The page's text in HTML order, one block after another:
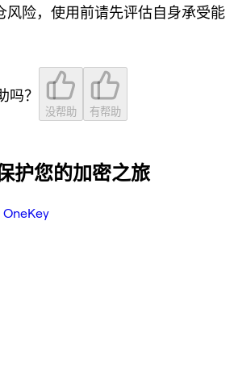
风险，使用前请先评估自身承受能
吗？
没帮助 有帮助
护您的加密之旅